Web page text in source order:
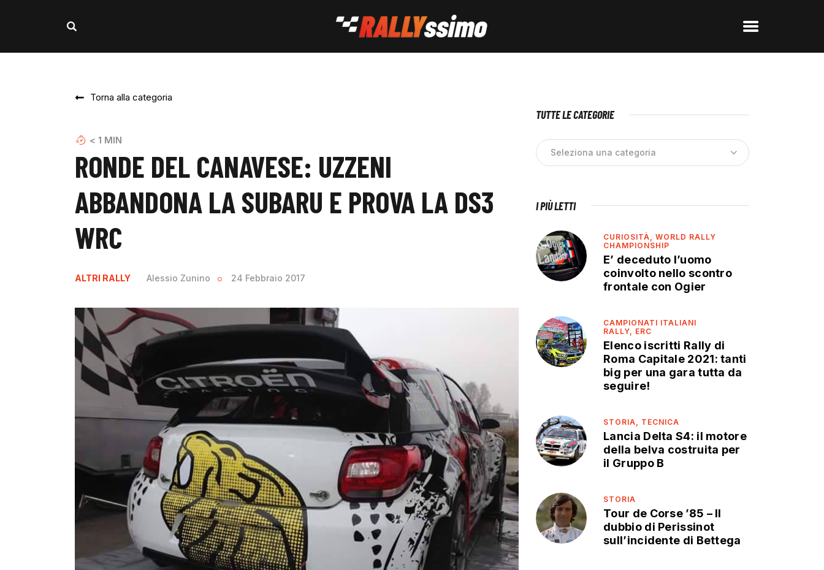
Torna alla categoria
< 1 MIN
RONDE DEL CANAVESE: UZZENI
ABBANDONA LA SUBARU E PROVA LA DS3
WRC
ALTRI RALLY Alessio Zunino 24 Febbraio 2017
TUTTE LE CATEGORIE
I PIÙ LETTI
CURIOSITÀ,WORLD RALLY
CHAMPIONSHIP
E’ deceduto l’uomo
coinvolto nello scontro
frontale con Ogier
CAMPIONATI ITALIANI
RALLY, ERC
Elenco iscritti Rally di
Roma Capitale 2021: tanti
big per una gara tutta da
seguire!
STORIA, TECNICA
Lancia Delta S4: il motore
della belva costruita per
il Gruppo B
STORIA
Tour de Corse ’85 – Il
dubbio di Perissinot
sull’incidente di Bettega